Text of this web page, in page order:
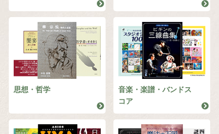
思想・哲学
音楽・楽譜・バンドス
コア